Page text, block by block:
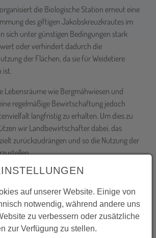
die Biologische Station erneut eine
des giftigen Jakobskreuzkrautes im
sich unter günstigen Bedingungen stark
oder verhindert dadurch die
der Flächen, da sie für Weidetiere
Lebensräume wie Bergmähwiesen und
regelmäßige Bewirtschaftung jedoch
langfristig zu erhalten. Um dies zu
wir Landbewirtschafter dabei, das
zurückzudrängen und so die Nutzung der
suchen wir erneut engagierte Helferinnen
dieser wichtigen Maßnahme im Naturschutz
auf unserer Website. Einige von
notwendig, während andere uns
zu verbessern oder zusätzliche
zur Verfügung zu stellen.